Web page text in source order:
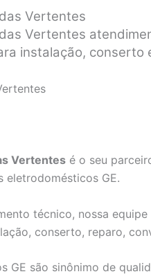
Vertentes
Vertentes
instalação, conserto
Vertentes é o seu
eletrodomésticos GE.
técnico, nossa
conserto, reparo,
GE são sinônimo de